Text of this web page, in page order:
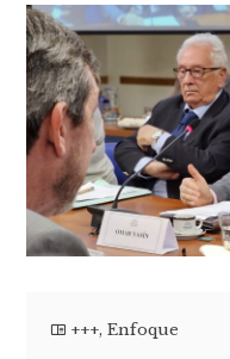
+++,Enfoque